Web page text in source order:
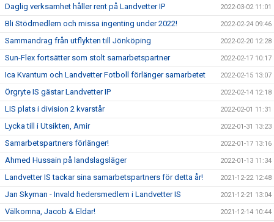
Daglig verksamhet håller rent på Landvetter IP 2022-03-02 11:01
Bli Stödmedlem och missa ingenting under 2022! 2022-02-24 09:46
Sammandrag från utflykten till Jönköping 2022-02-20 12:28
Sun-Flex fortsätter som stolt samarbetspartner 2022-02-17 10:17
Ica Kvantum och Landvetter Fotboll förlänger samarbetet 2022-02-15 13:07
Örgryte IS gästar Landvetter IP 2022-02-14 12:18
LIS plats i division 2 kvarstår 2022-02-01 11:31
Lycka till i Utsikten, Amir 2022-01-31 13:23
Samarbetspartners förlänger! 2022-01-17 13:16
Ahmed Hussain på landslagsläger 2022-01-13 11:34
Landvetter IS tackar sina samarbetspartners för detta år! 2021-12-22 12:48
Jan Skyman - Invald hedersmedlem i Landvetter IS 2021-12-21 13:04
Välkomna, Jacob & Eldar! 2021-12-14 10:44